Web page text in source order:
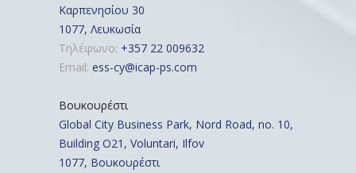
Καρπενησίου 30
1077, Λευκωσία
Τηλέφωνο: +357 22 009632
Email: ess-cy@icap-ps.com
Βουκουρέστι
Global City Business Park, Nord Road, no. 10,
Building O21, Voluntari, Ilfov
1077, Βουκουρέστι